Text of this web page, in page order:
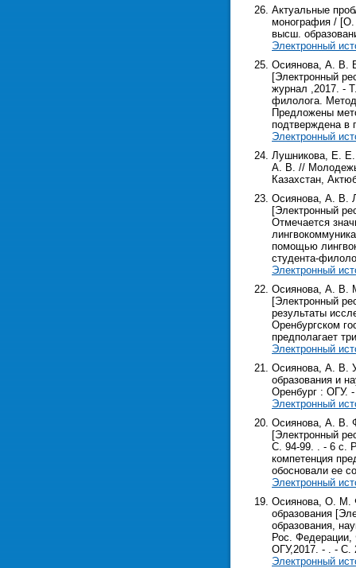
Актуальные
монография / [О.
высш.
Электронный
Осиянова, А. В.
[Электронный
журнал ,2017. -
филолога.
Предложены
подтверждена в
Электронный
Лушникова, Е. Е.
А. В. //
Казахстан,
Осиянова, А. В.
[Электронный
Отмечается
помощью
студента-
Электронный
Осиянова, А. В.
[Электронный
результаты
Оренбургском
предполагает
Электронный
Осиянова, А. В.
образования и
Оренбург : ОГУ. -
Электронный
Осиянова, А. В.
[Электронный
С. 94-99. . - 6 с.
компетенция
обосновали ее
Электронный
Осиянова, О. М.
образования
образования,
Рос. Федерации,
ОГУ,2017. - . - С.
Электронный